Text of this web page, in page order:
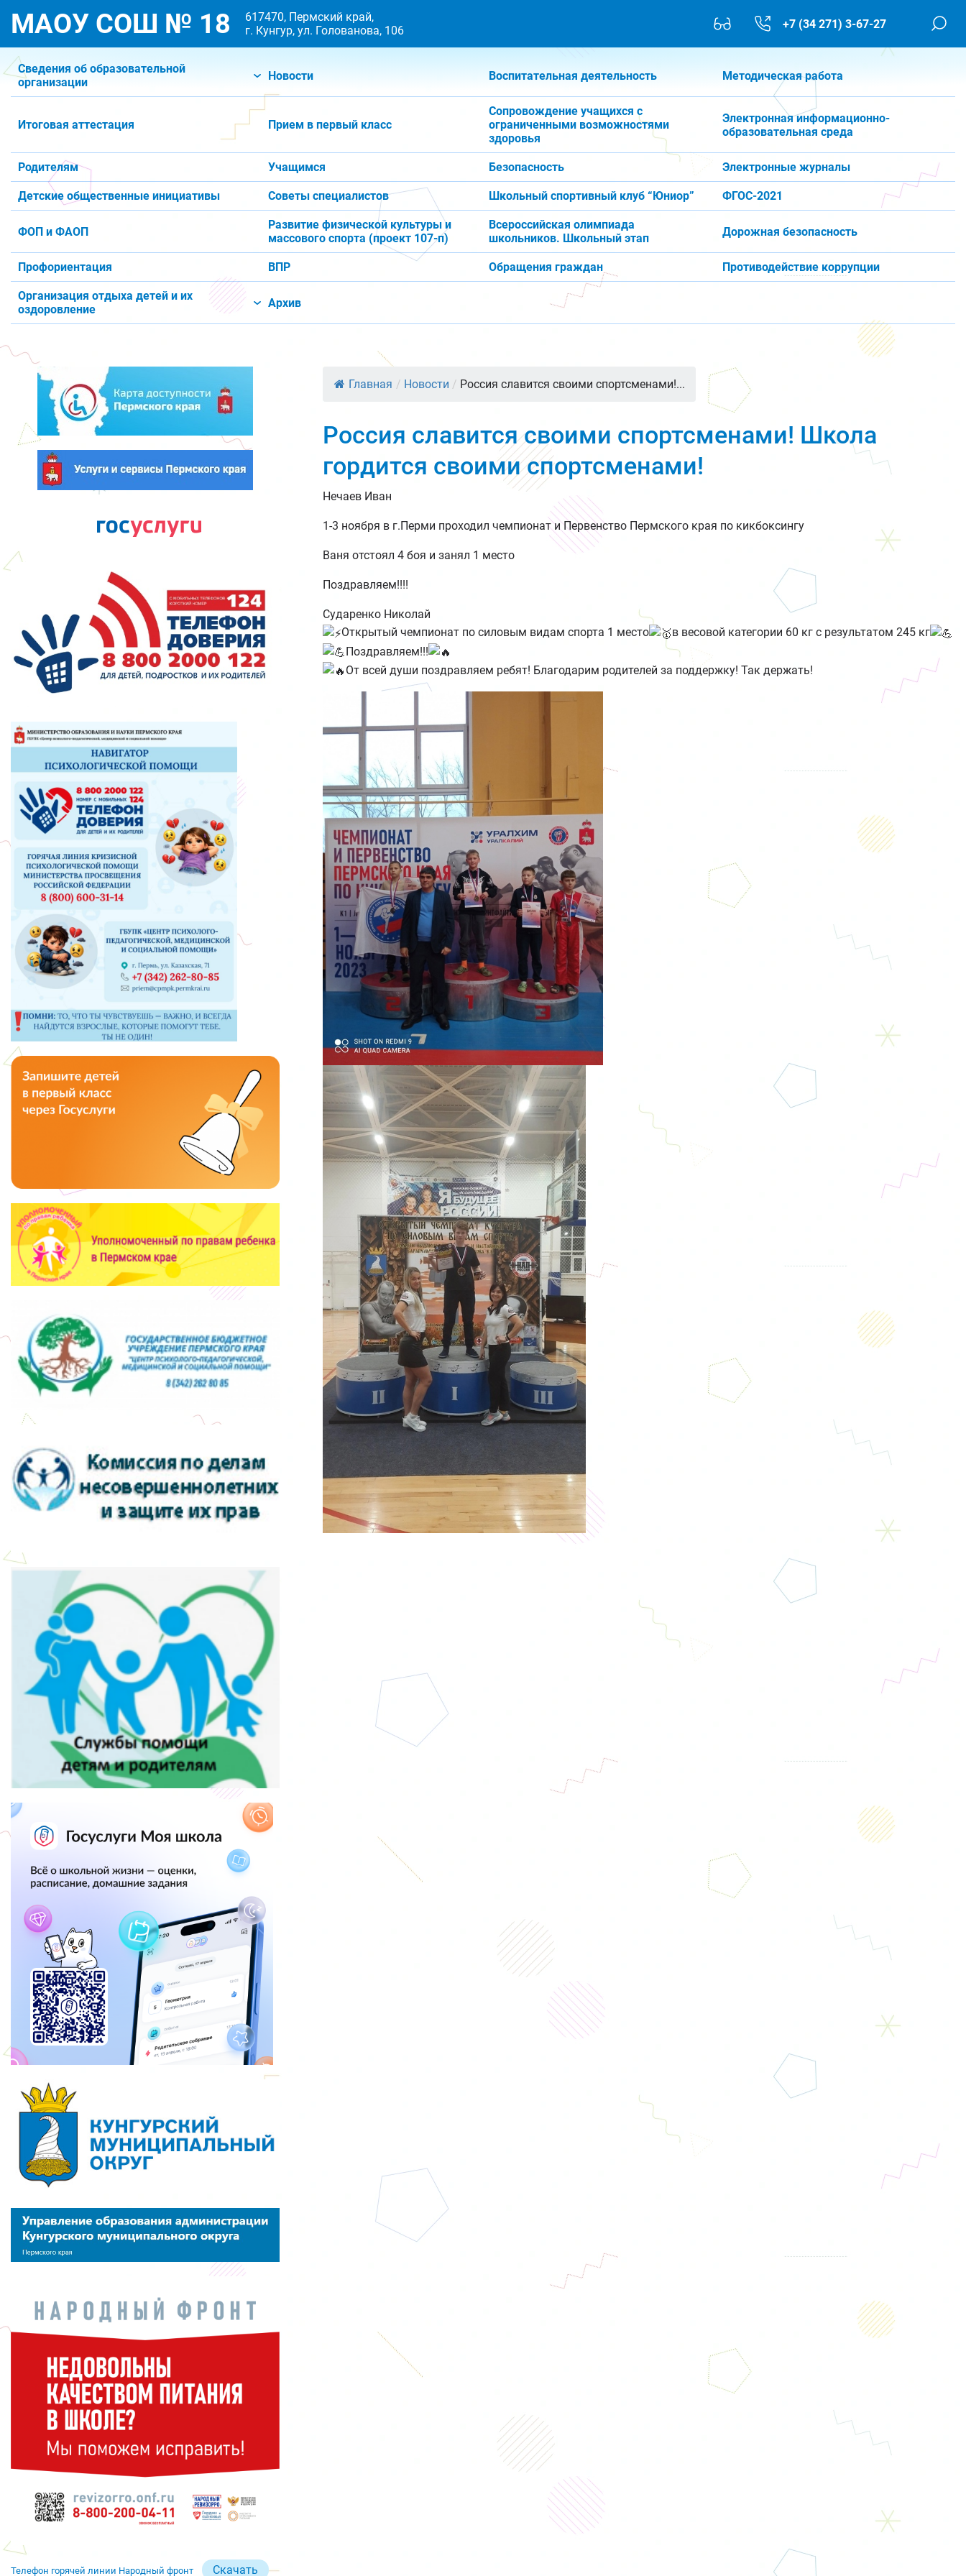
МАОУ СОШ № 18
617470, Пермский край,
г. Кунгур, ул. Голованова, 106
+7 (34 271) 3-67-27
Сведения об образовательной
организации
Новости Воспитательная деятельность Методическая работа
Итоговая аттестация Прием в первый класс
Сопровождение учащихся с
ограниченными возможностями
здоровья
Электронная информационно-
образовательная среда
Родителям Учащимся Безопасность Электронные журналы
Детские общественные инициативы Советы специалистов Школьный спортивный клуб “Юниор” ФГОС-2021
ФОП и ФАОП
Развитие физической культуры и
массового спорта (проект 107-п)
Всероссийская олимпиада
школьников. Школьный этап
Дорожная безопасность
Профориентация ВПР Обращения граждан Противодействие коррупции
Организация отдыха детей и их
оздоровление
Архив
Телефон горячей линии Народный фронт Скачать
Главная / Новости / Россия славится своими спортсменами!...
Россия славится своими спортсменами! Школа
гордится своими спортсменами!
Нечаев Иван
1-3 ноября в г.Перми проходил чемпионат и Первенство Пермского края по кикбоксингу
Ваня отстоял 4 боя и занял 1 место
Поздравляем!!!!
Сударенко Николай
Открытый чемпионат по силовым видам спорта 1 место
в весовой категории 60 кг с результатом 245 кг
Поздравляем!!!
От всей души поздравляем ребят! Благодарим родителей за поддержку! Так держать!